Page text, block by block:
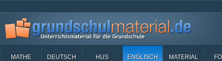
MATHE DEUTSCH HUS ENGLISCH MATERIAL